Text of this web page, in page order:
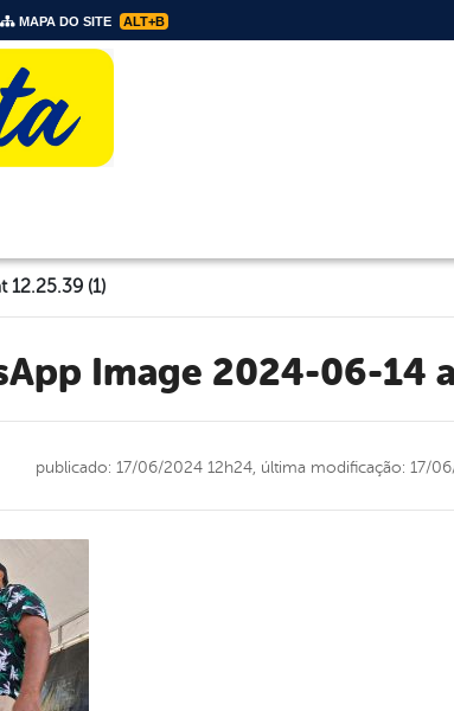
MAPA DO SITE ALT+B
(1)
Image 2024-06-14
publicado: 17/06/2024 12h24, última modificação: 17/